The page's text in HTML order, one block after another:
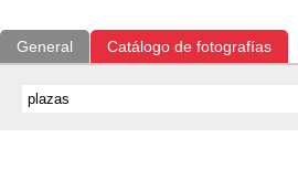
General Catálogo de fotografías